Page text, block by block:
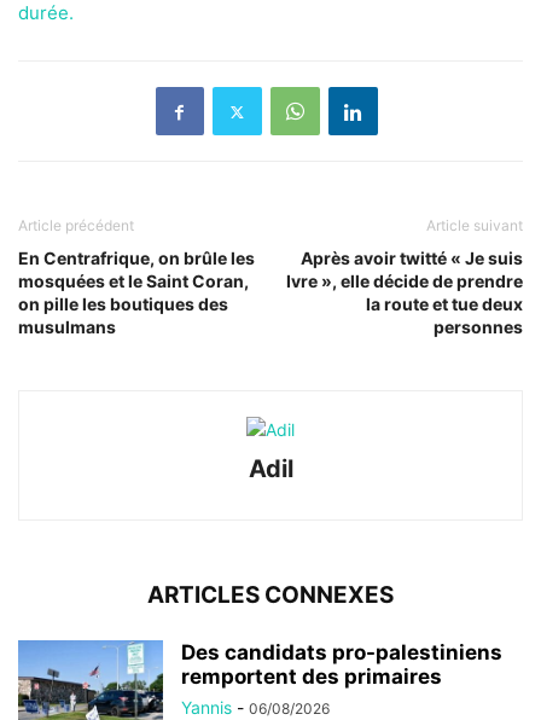
durée.
Article précédent
En Centrafrique, on brûle les
mosquées et le Saint Coran,
on pille les boutiques des
musulmans
Article suivant
Après avoir twitté « Je suis
Ivre », elle décide de prendre
la route et tue deux
personnes
Adil
ARTICLES CONNEXES
Des candidats pro-palestiniens
remportent des primaires
Yannis - 06/08/2026